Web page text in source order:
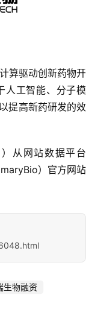
算驱动创新药物开
人工智能、分子模
提高新药研发的效
）从网站数据平台
）官方网站
生物融资